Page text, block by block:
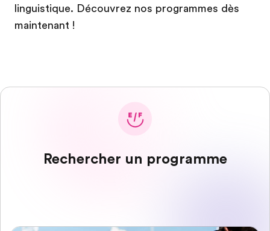
linguistique. Découvrez nos programmes dès
maintenant !
Rechercher un programme